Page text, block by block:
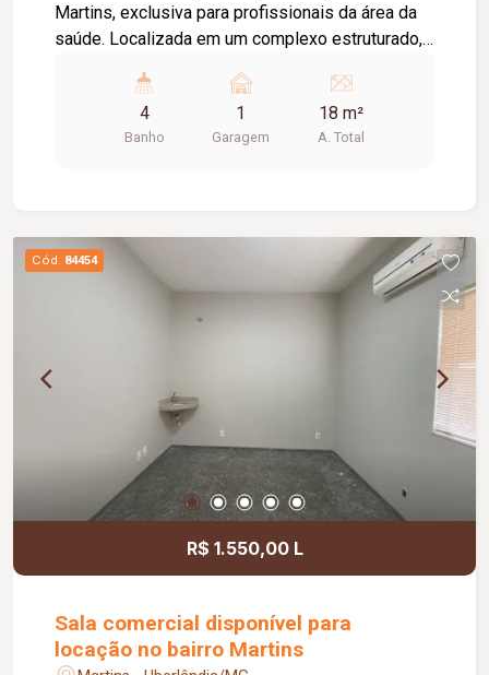
Martins, exclusiva para profissionais da área da
saúde. Localizada em um complexo estruturado,
recepcionista para atendimento e direcionamento
dos pacientes, além de acessibilidade,
proporcionando praticidade, organização e
ambientes são climatizados, garantindo um
ambiente agradável para profissionais e
de IPTU e DMAE inclusos no valor da locação.
4
Banho
1
Garagem
18 m²
A. Total
Cód. 84454
R$ 1.550,00 L
Sala comercial disponível para
locação no bairro Martins